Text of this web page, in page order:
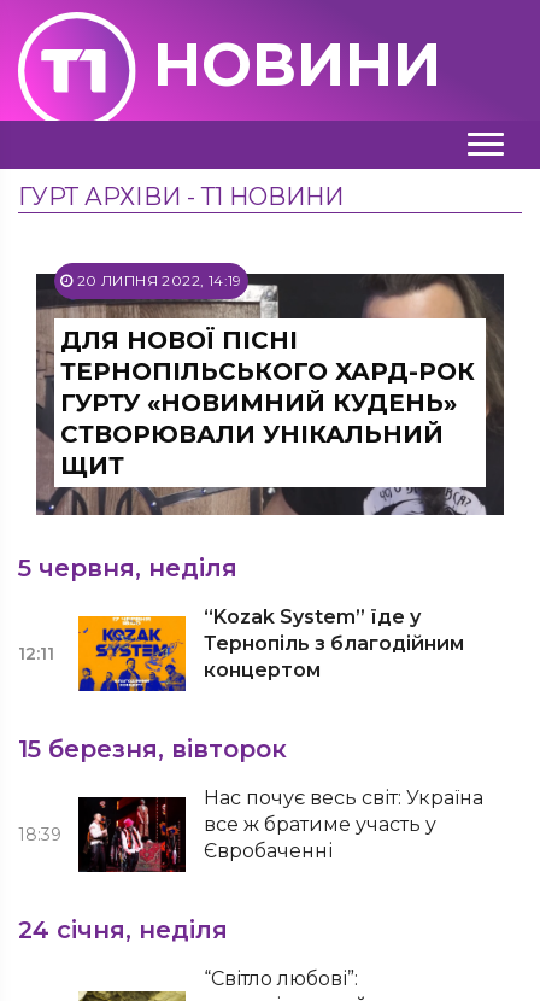
НОВИНИ
ГУРТ АРХІВИ - Т1 НОВИНИ
20 ЛИПНЯ 2022, 14:19
ДЛЯ НОВОЇ ПІСНІ
ТЕРНОПІЛЬСЬКОГО ХАРД-РОК
ГУРТУ «НОВИМНИЙ КУДЕНЬ»
СТВОРЮВАЛИ УНІКАЛЬНИЙ
ЩИТ
5 червня, неділя
12:11
“Kozak System” їде у
Тернопіль з благодійним
концертом
15 березня, вівторок
18:39
Нас почує весь світ: Україна
все ж братиме участь у
Євробаченні
24 січня, неділя
“Світло любові”: